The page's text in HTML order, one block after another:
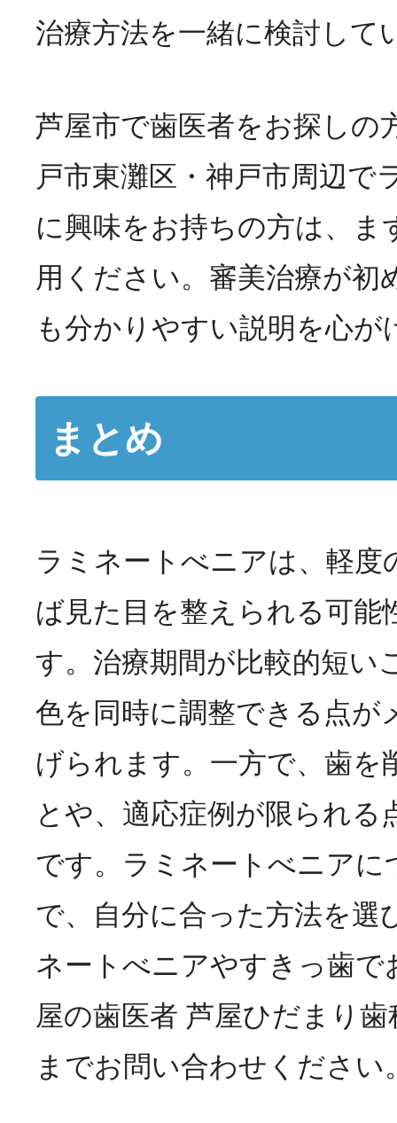
治療方法を一緒に検討して
芦屋市で歯医者をお探しの
戸市東灘区・神戸市周辺で
に興味をお持ちの方は、ま
用ください。審美治療が初
も分かりやすい説明を心が
まとめ
ラミネートべニアは、軽度
ば見た目を整えられる可能
す。治療期間が比較的短い
色を同時に調整できる点が
げられます。一方で、歯を
とや、適応症例が限られる
です。ラミネートべニアに
で、自分に合った方法を選
ネートべニアやすきっ歯で
屋の歯医者 芦屋ひだまり
までお問い合わせください